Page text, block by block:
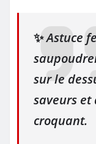
✨Astuce
sur le
saveurs
croquant.